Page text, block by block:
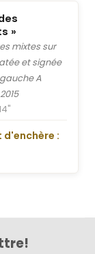
»
mixtes sur
et signée
A
d'enchère :